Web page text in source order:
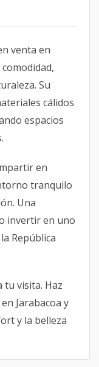
venta en
Su
cálidos
espacios
en
tranquilo
Una
invertir en uno
República
tu visita. Haz
Jarabacoa y
y la belleza